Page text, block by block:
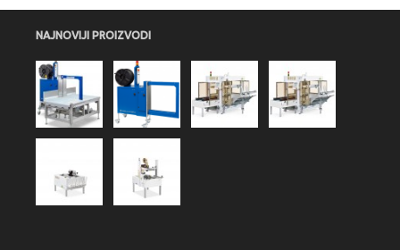
NAJNOVIJI PROIZVODI